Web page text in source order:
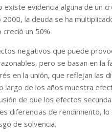
existe evidencia alguna de un
la deuda se ha
un 50%.
negativos que puede
pero se basan en la
en la unión, que reflejan las
largo de los años muestra
de que los efectos
diferencias de rendimiento,
de solvencia.